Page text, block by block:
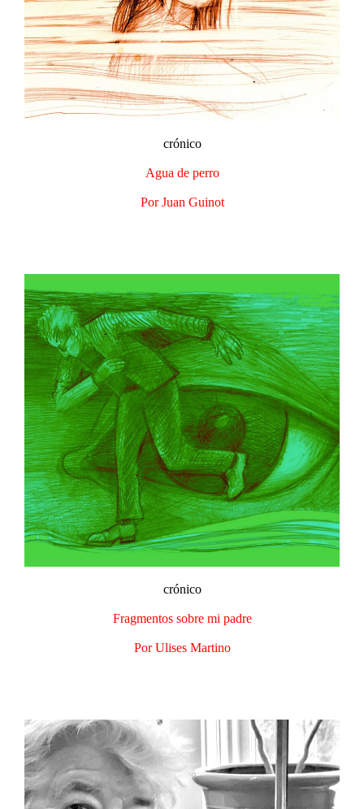
crónico
Agua de perro​
Por Juan Guinot​
crónico
Fragmentos sobre mi padre
Por Ulises Martino​